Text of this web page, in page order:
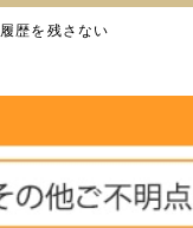
履歴を残さない